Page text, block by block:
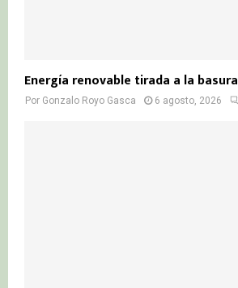
Energía renovable tirada a la basura
Por Gonzalo Royo Gasca 6 agosto, 2026